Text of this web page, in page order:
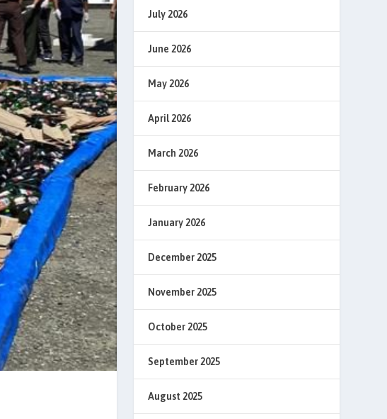
July 2026
June 2026
May 2026
April 2026
March 2026
February 2026
January 2026
December 2025
November 2025
October 2025
September 2025
August 2025